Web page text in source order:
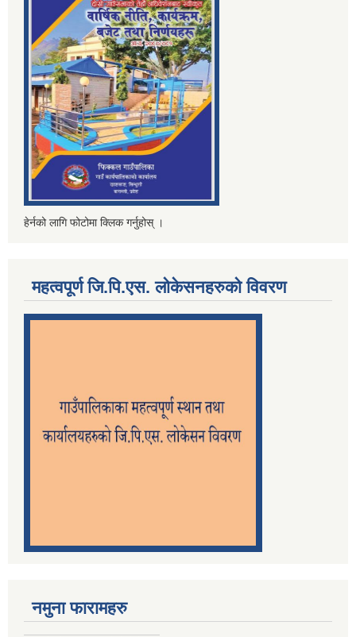
हेर्नको लागि फोटोमा क्लिक गर्नुहोस् ।
महत्वपूर्ण जि.पि.एस. लोकेसनहरुको विवरण
नमुना फारामहरु